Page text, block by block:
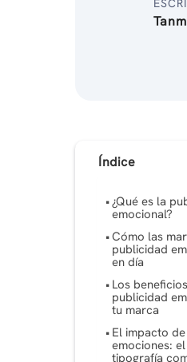
Índice
¿Qué es la
emocional?
Cómo las
publicidad
en día
Los
publicidad
tu marca
El impacto
emociones:
tipografía